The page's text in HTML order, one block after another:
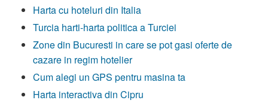
Harta cu hoteluri din Italia
Turcia harti-harta politica a Turciei
Zone din Bucuresti in care se pot gasi oferte de
cazare in regim hotelier
Cum alegi un GPS pentru masina ta
Harta interactiva din Cipru